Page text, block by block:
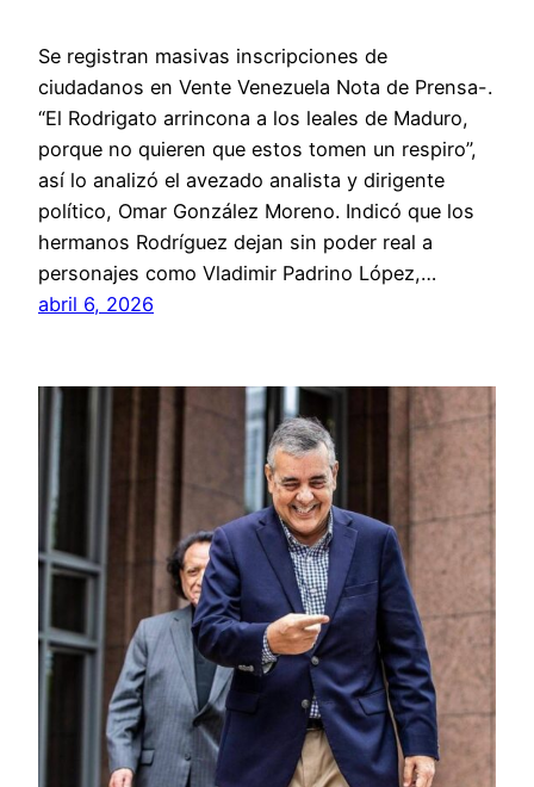
Se registran masivas inscripciones de
ciudadanos en Vente Venezuela Nota de Prensa-.
“El Rodrigato arrincona a los leales de Maduro,
porque no quieren que estos tomen un respiro”,
así lo analizó el avezado analista y dirigente
político, Omar González Moreno. Indicó que los
hermanos Rodríguez dejan sin poder real a
personajes como Vladimir Padrino López,…
abril 6, 2026